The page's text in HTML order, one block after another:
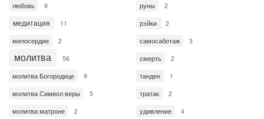
любовь 9
медитация 11
милосердие 2
молитва 56
молитва Богородице 9
молитва Символ веры 5
молитва матроне 2
руны 2
рэйки 2
самосаботаж 3
смерть 2
танден 1
тратак 2
удивление 4